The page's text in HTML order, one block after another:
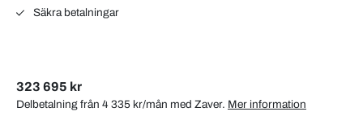
Säkra betalningar
323 695 kr
Delbetalning från 4 335 kr/mån med Zaver. Mer information